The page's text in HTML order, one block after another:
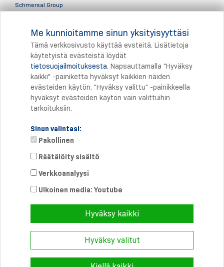
Schmersal Group​
Tulostus
Suora yhteys
Puhelin: +358 46 8757704
© 2026 Schmersal Finland · Julkaisutiedot·
·
Tietosuoja
Me kunnioitamme sinun yksityisyyttäsi
Tämä verkkosivusto käyttää evsteitä. Lisätietoja
käytetyistä evästeistä löydät
tietosuojailmoituksesta. Napsauttamalla "Hyväksy
kaikki" -painiketta hyväksyt kaikkien näiden
evästeiden käytön. "Hyväksy valittu" -painikkeella
hyväksyt evästeiden käytön vain valittuihin
tarkoituksiin.
Sinun valintasi:
Pakollinen
Räätälöity sisältö
Verkkoanalyysi
Ulkoinen media: Youtube
Hyväksy kaikki
Hyväksy valitut